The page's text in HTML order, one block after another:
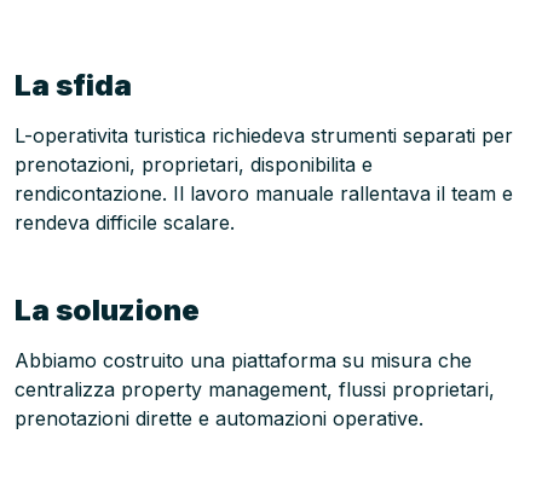
La sfida
L-operativita turistica richiedeva strumenti separati per
prenotazioni, proprietari, disponibilita e
rendicontazione. Il lavoro manuale rallentava il team e
rendeva difficile scalare.
La soluzione
Abbiamo costruito una piattaforma su misura che
centralizza property management, flussi proprietari,
prenotazioni dirette e automazioni operative.